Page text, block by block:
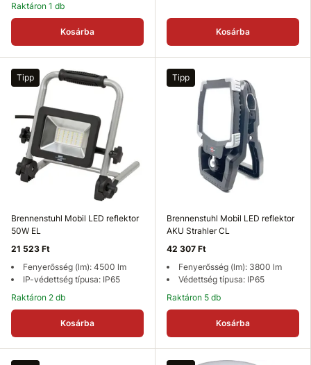
Raktáron 1 db
Kosárba Kosárba
Tipp
Brennenstuhl Mobil LED reflektor
50W EL
21 523 Ft
Fenyerősség (lm): 4500 lm
IP-védettség típusa: IP65
Raktáron 2 db
Kosárba
Tipp
Brennenstuhl Mobil LED reflektor
AKU Strahler CL
42 307 Ft
Fenyerősség (lm): 3800 lm
Védettség típusa: IP65
Raktáron 5 db
Kosárba